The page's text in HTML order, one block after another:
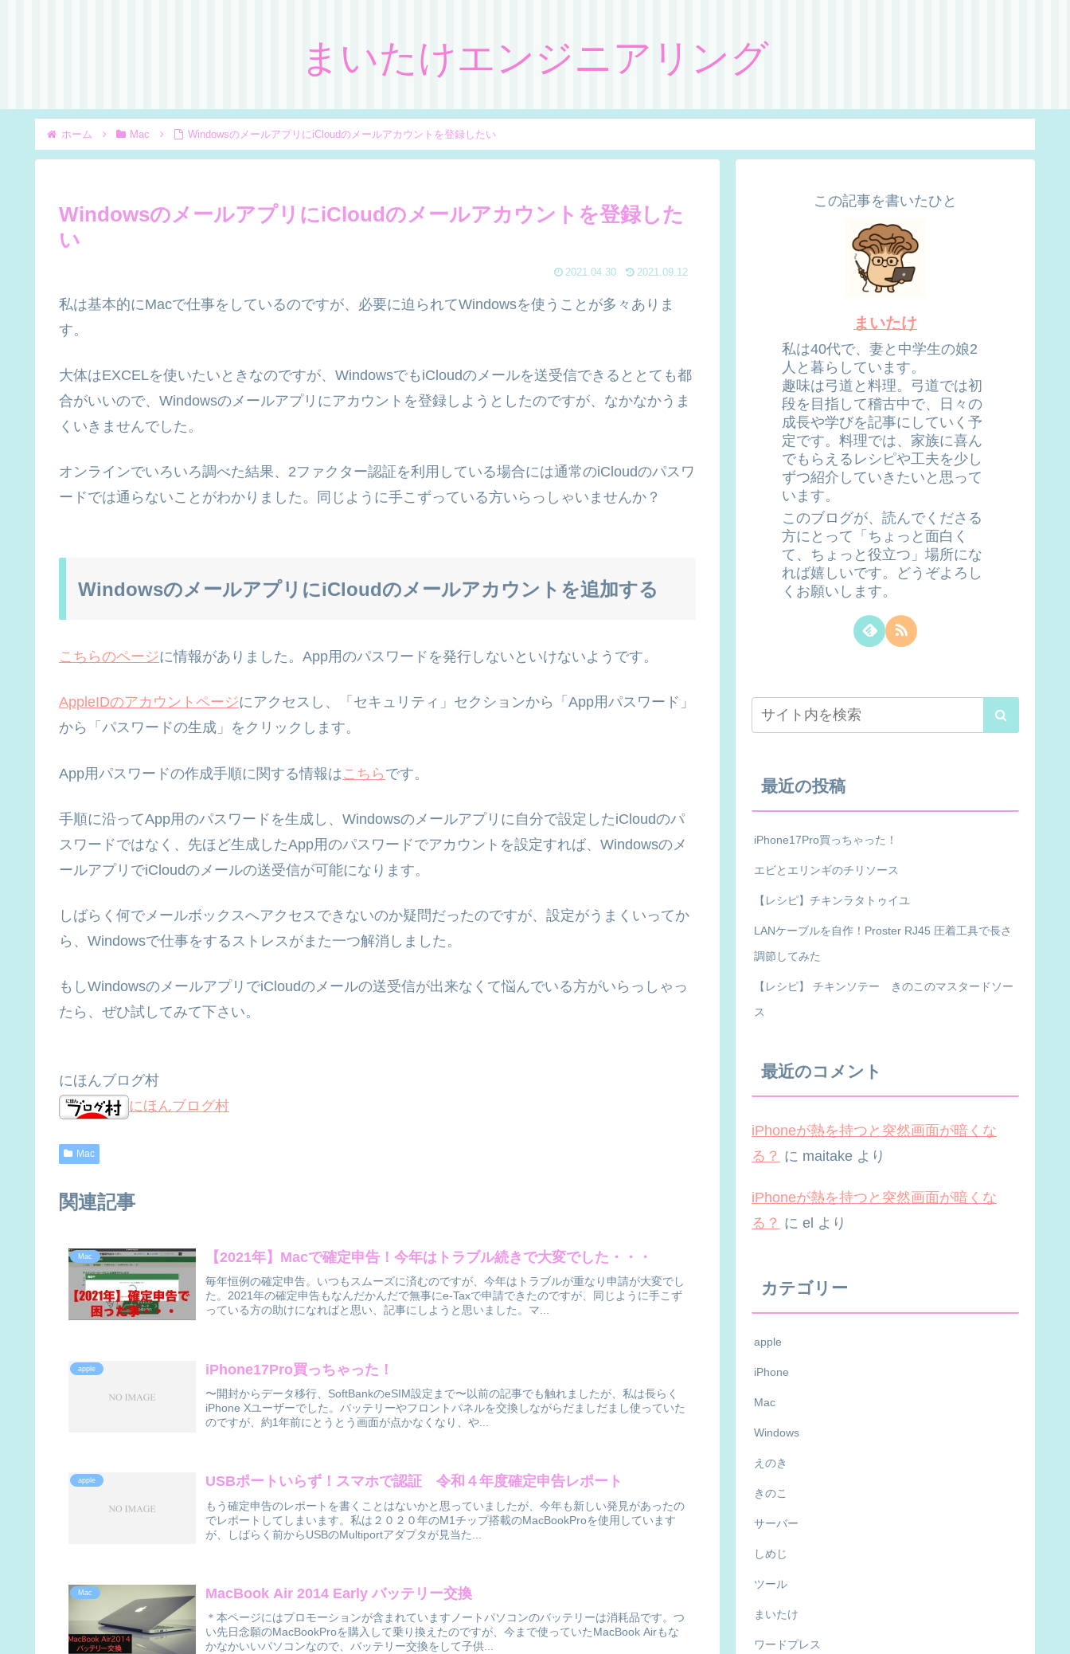
まいたけエンジニアリング
ホーム Mac WindowsのメールアプリにiCloudのメールアカウントを登録したい
WindowsのメールアプリにiCloudのメールアカウントを登録した
い
2021.04.30 2021.09.12
私は基本的にMacで仕事をしているのですが、必要に迫られてWindowsを使うことが多々ありま
す。
大体はEXCELを使いたいときなのですが、WindowsでもiCloudのメールを送受信できるととても都
合がいいので、Windowsのメールアプリにアカウントを登録しようとしたのですが、なかなかうま
くいきませんでした。
オンラインでいろいろ調べた結果、2ファクター認証を利用している場合には通常のiCloudのパスワ
ードでは通らないことがわかりました。同じように手こずっている方いらっしゃいませんか？
WindowsのメールアプリにiCloudのメールアカウントを追加する
こちらのページに情報がありました。App用のパスワードを発行しないといけないようです。
AppleIDのアカウントページにアクセスし、「セキュリティ」セクションから「App用パスワード」
から「パスワードの生成」をクリックします。
App用パスワードの作成手順に関する情報はこちら です。
手順に沿ってApp用のパスワードを生成し、Windowsのメールアプリに自分で設定したiCloudのパ
スワードではなく、先ほど生成したApp用のパスワードでアカウントを設定すれば、Windowsのメ
ールアプリでiCloudのメールの送受信が可能になります。
しばらく何でメールボックスへアクセスできないのか疑問だったのですが、設定がうまくいってか
ら、Windowsで仕事をするストレスがまた一つ解消しました。
もしWindowsのメールアプリでiCloudのメールの送受信が出来なくて悩んでいる方がいらっしゃっ
たら、ぜひ試してみて下さい。
にほんブログ村
にほんブログ村
Mac
関連記事
Mac 【2021年】Macで確定申告！今年はトラブル続きで大変でした・・・
毎年恒例の確定申告。いつもスムーズに済むのですが、今年はトラブルが重なり申請が大変でし
た。2021年の確定申告もなんだかんだで無事にe-Taxで申請できたのですが、同じように手こず
っている方の助けになればと思い、記事にしようと思いました。マ...
apple iPhone17Pro買っちゃった！
〜開封からデータ移行、SoftBankのeSIM設定まで〜以前の記事でも触れましたが、私は長らく
iPhone Xユーザーでした。バッテリーやフロントパネルを交換しながらだましだまし使っていた
のですが、約1年前にとうとう画面が点かなくなり、や...
apple USBポートいらず！スマホで認証 令和４年度確定申告レポート
もう確定申告のレポートを書くことはないかと思っていましたが、今年も新しい発見があったの
でレポートしてしまいます。私は２０２０年のM1チップ搭載のMacBookProを使用しています
が、しばらく前からUSBのMultiportアダプタが見当た...
Mac MacBook Air 2014 Early バッテリー交換
＊本ページにはプロモーションが含まれていますノートパソコンのバッテリーは消耗品です。つ
い先日念願のMacBookProを購入して乗り換えたのですが、今まで使っていたMacBook Airもな
かなかいいパソコンなので、バッテリー交換をして子供...
この記事を書いたひと
まいたけ
私は40代で、妻と中学生の娘2
人と暮らしています。
趣味は弓道と料理。弓道では初
段を目指して稽古中で、日々の
成長や学びを記事にしていく予
定です。料理では、家族に喜ん
でもらえるレシピや工夫を少し
ずつ紹介していきたいと思って
います。
このブログが、読んでくださる
方にとって「ちょっと面白く
て、ちょっと役立つ」場所にな
れば嬉しいです。どうぞよろし
くお願いします。
最近の投稿
iPhone17Pro買っちゃった！
エビとエリンギのチリソース
【レシピ】チキンラタトゥイユ
LANケーブルを自作！Proster RJ45 圧着工具で長さ
調節してみた
【レシピ】 チキンソテー きのこのマスタードソー
ス
最近のコメント
iPhoneが熱を持つと突然画面が暗くな
る？ に maitake より
iPhoneが熱を持つと突然画面が暗くな
る？ に el より
カテゴリー
apple
iPhone
Mac
Windows
えのき
きのこ
サーバー
しめじ
ツール
まいたけ
ワードプレス